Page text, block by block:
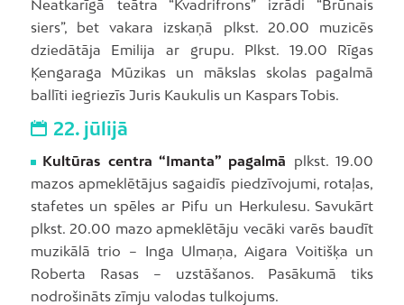
Neatkarīgā teātra “Kvadrifrons” izrādi “Brūnais
siers”, bet vakara izskaņā plkst. 20.00 muzicēs
dziedātāja Emilija ar grupu. Plkst. 19.00 Rīgas
Ķengaraga Mūzikas un mākslas skolas pagalmā
ballīti iegriezīs Juris Kaukulis un Kaspars Tobis.
22. jūlijā
Kultūras centra “Imanta” pagalmā plkst. 19.00
mazos apmeklētājus sagaidīs piedzīvojumi, rotaļas,
stafetes un spēles ar Pifu un Herkulesu. Savukārt
plkst. 20.00 mazo apmeklētāju vecāki varēs baudīt
muzikālā trio – Inga Ulmaņa, Aigara Voitišķa un
Roberta Rasas – uzstāšanos. Pasākumā tiks
nodrošināts zīmju valodas tulkojums.